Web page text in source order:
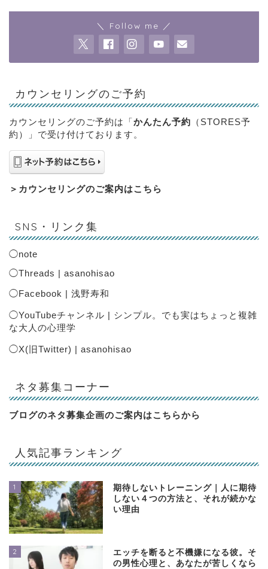
＼ Follow me ／
カウンセリングのご予約
カウンセリングのご予約は「かんたん予約 （STORES予
約）」で受け付けております。
＞ カウンセリングのご案内はこちら
SNS・リンク集
◯note
◯Threads | asanohisao
◯Facebook | 浅野寿和
◯YouTubeチャンネル | シンプル。でも実はちょっと複雑
な大人の心理学
◯X(旧Twitter) | asanohisao
ネタ募集コーナー
ブログのネタ募集企画のご案内はこちらから
人気記事ランキング
1
期待しないトレーニング｜人に期待
しない４つの方法と、それが続かな
い理由
2
エッチを断ると不機嫌になる彼。そ
の男性心理と、あなたが苦しくなら